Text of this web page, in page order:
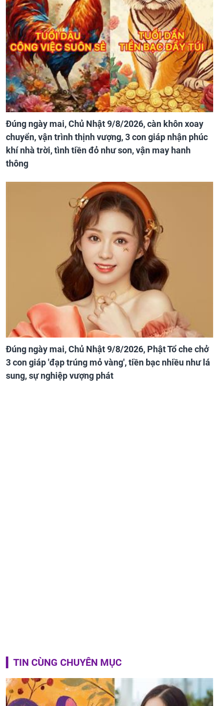
Đúng ngày mai, Chủ Nhật 9/8/2026, càn khôn xoay
chuyển, vận trình thịnh vượng, 3 con giáp nhận phúc
khí nhà trời, tình tiền đỏ như son, vận may hanh
thông
Đúng ngày mai, Chủ Nhật 9/8/2026, Phật Tổ che chở
3 con giáp 'đạp trúng mỏ vàng', tiền bạc nhiều như lá
sung, sự nghiệp vượng phát
TIN CÙNG CHUYÊN MỤC